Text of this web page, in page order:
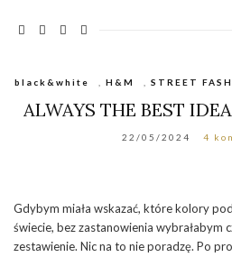
black&white H&M STREET
ALWAYS THE BEST
22/05/2024 4
Gdybym miała wskazać, które kolory
świecie, bez zastanowienia wybrałabym
zestawienie. Nic na to nie poradzę. Po